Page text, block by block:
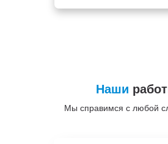
Наши
Мы справимся с любой